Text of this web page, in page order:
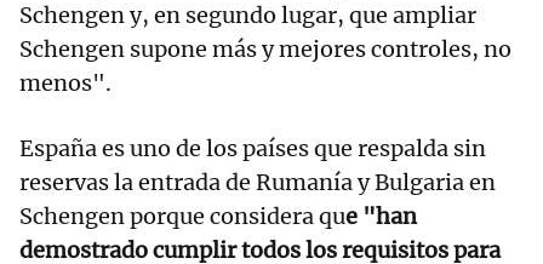
Schengen y, en segundo lugar, que ampliar
Schengen supone más y mejores controles, no
menos".
España es uno de los países que respalda sin
reservas la entrada de Rumanía y Bulgaria en
Schengen porque considera que "han
demostrado cumplir todos los requisitos para